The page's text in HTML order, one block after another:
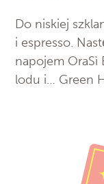
Do niskiej
i espresso.
napojem OraSì
lodu i… Green